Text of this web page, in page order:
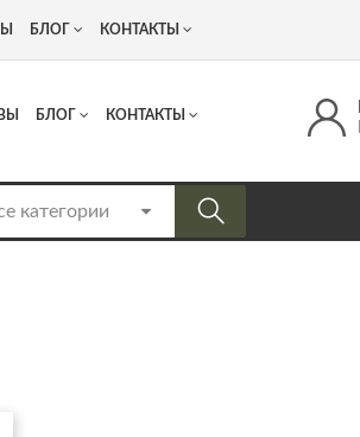
13 +7 (917) 537 17 16
БЛОГ КОНТАКТЫ
БЛОГ КОНТАКТЫ